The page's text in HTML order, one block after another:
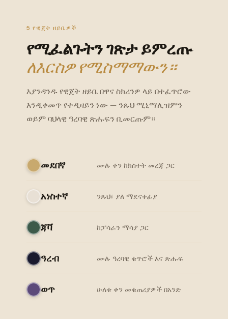
5 የዊጀት ዘይቤዎች
የሚፈልጉትን ገጽታ ይምረጡ
ለእርስዎ የሚስማማውን።
እያንዳንዱ የዊጀት ዘይቤ በዋና ስክሪንዎ ላይ በተፈጥሮው
እንዲቀመጥ የተዲዛይን ነው — ንጹህ ሚኒማሊዝምን
ወይም ባህላዊ ዓረባዊ ጽሑፍን ቢመርጡም።
መደበኛ ሙሉ ቀን ከክስተት መረጃ ጋር
አነስተኛ ንጹህ፣ ያለ ማደናቀፊያ
ጃቫ ከፓሳራን ማሳያ ጋር
ዓረብ ሙሉ ዓረባዊ ቁጥሮች እና ጽሑፍ
ወጥ ሁለቱ ቀን መቁጠሪያዎች በአንድ